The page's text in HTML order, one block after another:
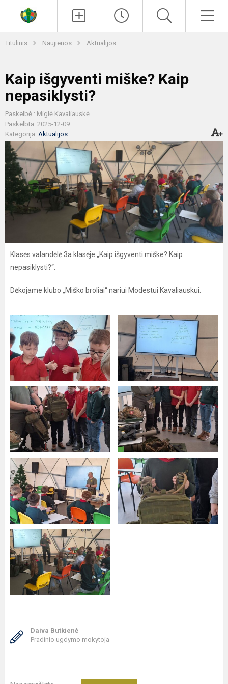
Titulinis Naujienos Aktualijos
Kaip išgyventi miške? Kaip
nepasiklysti?
Paskelbė : Miglė Kavaliauskė
Paskelbta: 2025-12-09
Kategorija: Aktualijos
Klasės valandėlė 3a klasėje „Kaip išgyventi miške? Kaip
nepasiklysti?“.
Dėkojame klubo „Miško broliai“ nariui Modestui Kavaliauskui.
Daiva Butkienė
Pradinio ugdymo mokytoja